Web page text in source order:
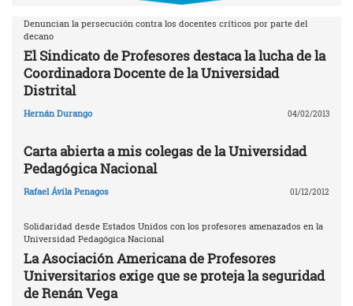
Denuncian la persecución contra los docentes críticos por parte del
decano
El Sindicato de Profesores destaca la lucha de la
Coordinadora Docente de la Universidad
Distrital
Hernán Durango 04/02/2013
Carta abierta a mis colegas de la Universidad
Pedagógica Nacional
Rafael Ávila Penagos 01/12/2012
Solidaridad desde Estados Unidos con los profesores amenazados en la
Universidad Pedagógica Nacional
La Asociación Americana de Profesores
Universitarios exige que se proteja la seguridad
de Renán Vega